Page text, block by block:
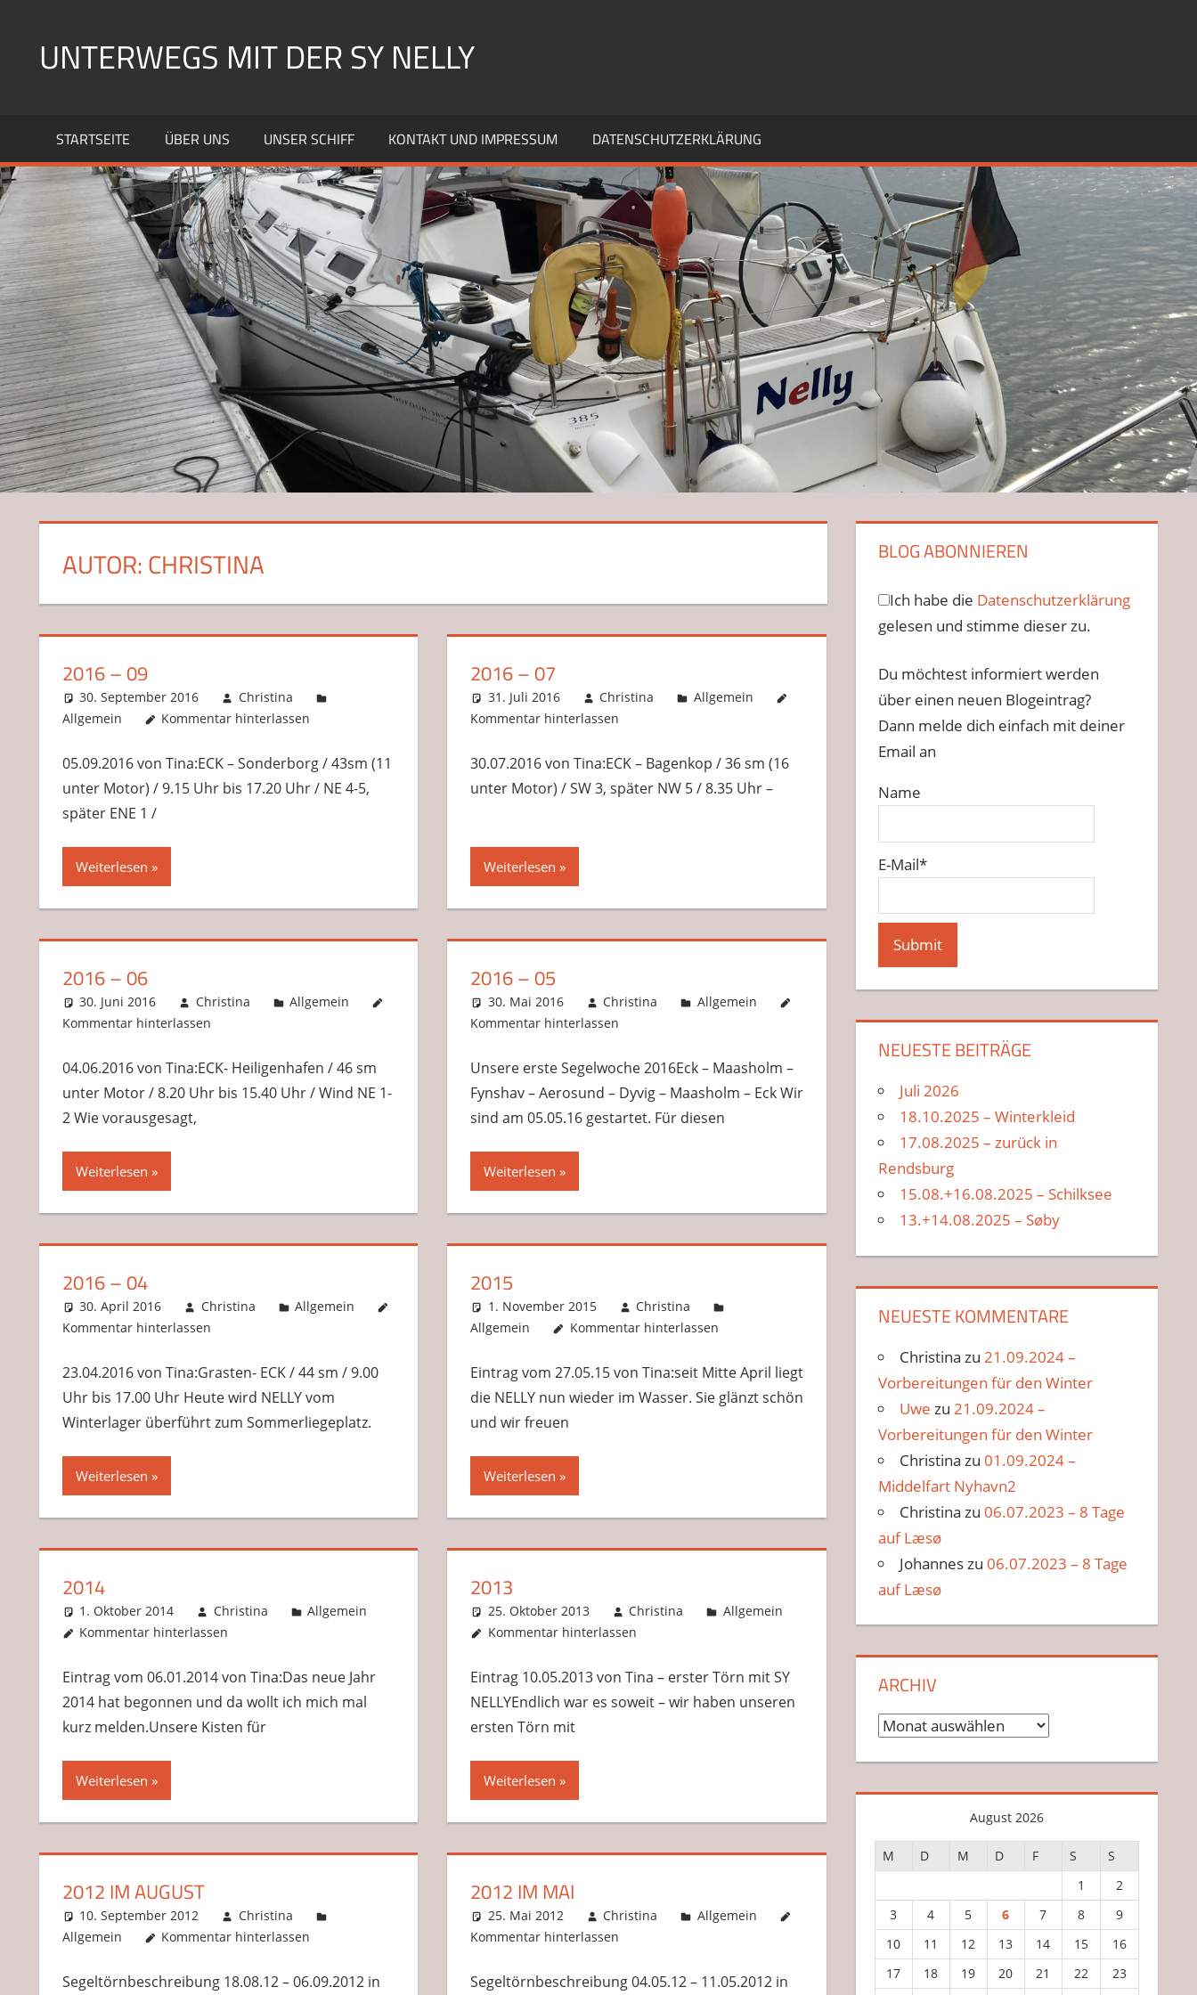
springenUNTERWEGS MIT DER SY NELLY
der
SY
Nelly
STARTSEITE ÜBER UNS UNSER SCHIFF KONTAKT UND IMPRESSUM DATENSCHUTZERKLÄRUNG
AUTOR:CHRISTINA
2016 – 09
30. September 2016
Christina
Allgemein
Kommentar hinterlassen
05.09.2016 von Tina:ECK – Sonderborg / 43sm (11
unter Motor) / 9.15 Uhr bis 17.20 Uhr / NE 4-5,
später ENE 1 /
Weiterlesen
2016 – 07
31. Juli 2016 Christina
Allgemein
Kommentar hinterlassen
30.07.2016 von Tina:ECK – Bagenkop / 36 sm (16
unter Motor) / SW 3, später NW 5 / 8.35 Uhr –
Weiterlesen
2016 – 06
30. Juni 2016 Christina
Allgemein
Kommentar hinterlassen
04.06.2016 von Tina:ECK- Heiligenhafen / 46 sm
unter Motor / 8.20 Uhr bis 15.40 Uhr / Wind NE 1-
2 Wie vorausgesagt,
Weiterlesen
2016 – 05
30. Mai 2016 Christina
Allgemein
Kommentar hinterlassen
Unsere erste Segelwoche 2016Eck – Maasholm –
Fynshav – Aerosund – Dyvig – Maasholm – Eck Wir
sind am 05.05.16 gestartet. Für diesen
Weiterlesen
2016 – 04
30. April 2016 Christina
Allgemein
Kommentar hinterlassen
23.04.2016 von Tina:Grasten- ECK / 44 sm / 9.00
Uhr bis 17.00 Uhr Heute wird NELLY vom
Winterlager überführt zum Sommerliegeplatz.
Weiterlesen
2015
1. November 2015
Christina
Allgemein
Kommentar hinterlassen
Eintrag vom 27.05.15 von Tina:seit Mitte April liegt
die NELLY nun wieder im Wasser. Sie glänzt schön
und wir freuen
Weiterlesen
2014
1. Oktober 2014 Christina
Allgemein
Kommentar hinterlassen
Eintrag vom 06.01.2014 von Tina:Das neue Jahr
2014 hat begonnen und da wollt ich mich mal
kurz melden.Unsere Kisten für
Weiterlesen
2013
25. Oktober 2013 Christina
Allgemein
Kommentar hinterlassen
Eintrag 10.05.2013 von Tina – erster Törn mit SY
NELLYEndlich war es soweit – wir haben unseren
ersten Törn mit
Weiterlesen
2012 IM AUGUST
10. September 2012
Christina
Allgemein
Kommentar hinterlassen
Segeltörnbeschreibung 18.08.12 – 06.09.2012 in
2012 IM MAI
25. Mai 2012 Christina
Allgemein
Kommentar hinterlassen
Segeltörnbeschreibung 04.05.12 – 11.05.2012 in
BLOG ABONNIEREN
Ich habe die Datenschutzerklärung
gelesen und stimme dieser zu.
Du möchtest informiert werden
über einen neuen Blogeintrag?
Dann melde dich einfach mit deiner
Email an
Name
E-Mail*
NEUESTE BEITRÄGE
Juli 2026
18.10.2025 – Winterkleid
17.08.2025 – zurück in
Rendsburg
15.08.+16.08.2025 – Schilksee
13.+14.08.2025 – Søby
NEUESTE KOMMENTARE
Christina zu 21.09.2024 –
Vorbereitungen für den Winter
Uwe zu 21.09.2024 –
Vorbereitungen für den Winter
Christina zu01.09.2024 –
Middelfart Nyhavn2
Christina zu06.07.2023 – 8 Tage
auf Læsø
Johannes zu06.07.2023 – 8 Tage
auf Læsø
ARCHIV
Archiv
August 2026
M D M D F S
S
1
2
3
4 5 6 7 8
9
10
11 12 13 14 15
16
17
18 19 20 21 22
23